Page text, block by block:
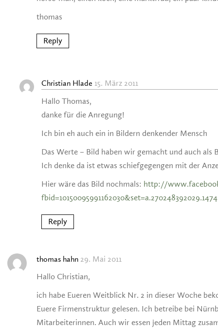
thomas
Reply
Christian Hlade 15. März 2011
Hallo Thomas,
danke für die Anregung!
Ich bin eh auch ein in Bildern denkender Mensch
Das Werte – Bild haben wir gemacht und auch als
Ich denke da ist etwas schiefgegengen mit der
Hier wäre das Bild nochmals: http://
Reply
thomas hahn 29. Mai 2011
Hallo Christian,
ich habe Eueren Weitblick Nr. 2 in dieser Woche
Euere Firmenstruktur gelesen. Ich betreibe bei
Mitarbeiterinnen. Auch wir essen jeden Mittag